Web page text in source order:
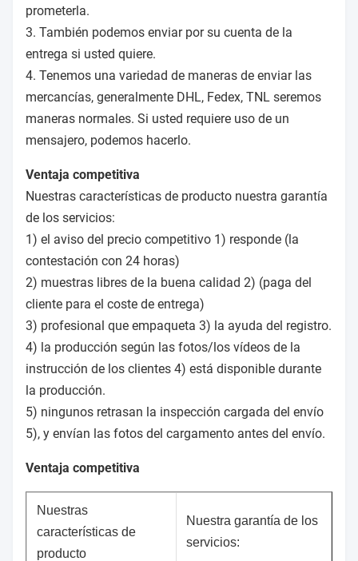
prometerla.
3. También podemos enviar por su cuenta de la
entrega si usted quiere.
4. Tenemos una variedad de maneras de enviar las
mercancías, generalmente DHL, Fedex, TNL seremos
maneras normales. Si usted requiere uso de un
mensajero, podemos hacerlo.
Ventaja competitiva
Nuestras características de producto nuestra garantía
de los servicios:
1) el aviso del precio competitivo 1) responde (la
contestación con 24 horas)
2) muestras libres de la buena calidad 2) (paga del
cliente para el coste de entrega)
3) profesional que empaqueta 3) la ayuda del registro.
4) la producción según las fotos/los vídeos de la
instrucción de los clientes 4) está disponible durante
la producción.
5) ningunos retrasan la inspección cargada del envío
5), y envían las fotos del cargamento antes del envío.
Ventaja competitiva
Nuestras
características de
producto
Nuestra garantía de los
servicios: